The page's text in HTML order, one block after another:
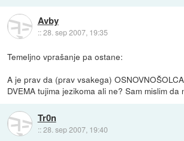
Avby
::28. sep 2007, 19:35
Temeljno vprašanje pa ostane:
A je prav da (prav vsakega)
DVEMA tujima jezikoma ali ne? Sam mislim da
Tr0n
::28. sep 2007, 19:40